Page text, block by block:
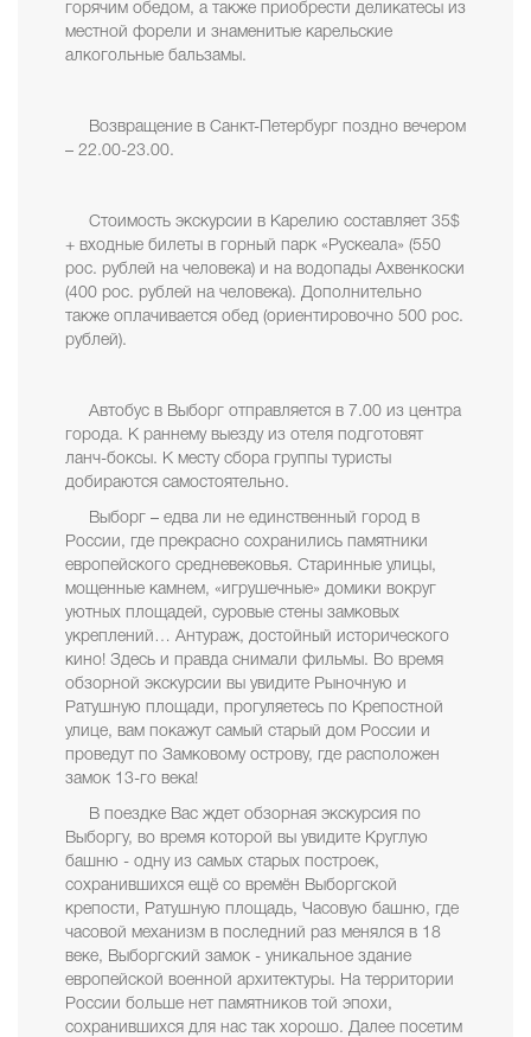
горячим обедом, а также приобрести деликатесы из
местной форели и знаменитые карельские
алкогольные бальзамы.
Возвращение в Санкт-Петербург поздно вечером
– 22.00-23.00.
Стоимость экскурсии в Карелию составляет 35$
+ входные билеты в горный парк «Рускеала» (550
рос. рублей на человека) и на водопады Ахвенкоски
(400 рос. рублей на человека). Дополнительно
также оплачивается обед (ориентировочно 500 рос.
рублей).
Автобус в Выборг отправляется в 7.00 из центра
города. К раннему выезду из отеля подготовят
ланч-боксы. К месту сбора группы туристы
добираются самостоятельно.
Выборг – едва ли не единственный город в
России, где прекрасно сохранились памятники
европейского средневековья. Старинные улицы,
мощенные камнем, «игрушечные» домики вокруг
уютных площадей, суровые стены замковых
укреплений… Антураж, достойный исторического
кино! Здесь и правда снимали фильмы. Во время
обзорной экскурсии вы увидите Рыночную и
Ратушную площади, прогуляетесь по Крепостной
улице, вам покажут самый старый дом России и
проведут по Замковому острову, где расположен
замок 13-го века!
В поездке Вас ждет обзорная экскурсия по
Выборгу, во время которой вы увидите Круглую
башню - одну из самых старых построек,
сохранившихся ещё со времён Выборгской
крепости, Ратушную площадь, Часовую башню, где
часовой механизм в последний раз менялся в 18
веке, Выборгский замок - уникальное здание
европейской военной архитектуры. На территории
России больше нет памятников той эпохи,
сохранившихся для нас так хорошо. Далее посетим